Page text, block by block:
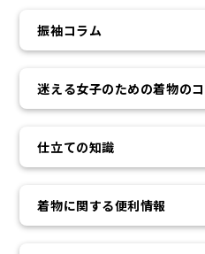
振袖コラム
迷える女子のための着物の
仕立ての知識
着物に関する便利情報